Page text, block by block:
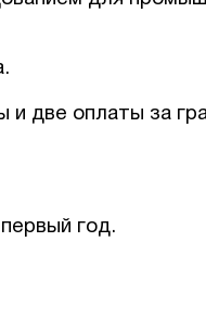
и две оплаты за
год.